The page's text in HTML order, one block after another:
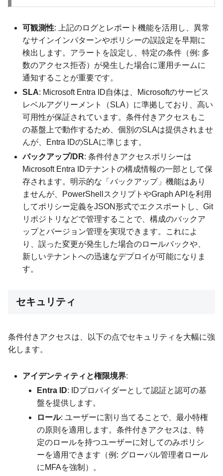
可観測性: 上記のログとレポート機能を活用し、異常
なサインインパターンやポリシーの誤設定を早期に
検出します。アラートを設定し、特定の条件（例: 多
数のアクセス拒否）が発生した場合に運用チームに
通知することが重要です。
SLA: Microsoft Entra ID自体は、Microsoftのサービス
レベルアグリーメント（SLA）に準拠しており、高い
可用性が保証されています。条件付きアクセスもこ
の基盤上で動作するため、個別のSLAは提供されませ
んが、Entra IDのSLAに準じます。
バックアップ/DR: 条件付きアクセスポリシーは
Microsoft Entra IDテナントの構成情報の一部として保
存されます。明示的な「バックアップ」機能はあり
ませんが、PowerShellスクリプトやGraph APIを利用
してポリシー定義をJSON形式でエクスポートし、Git
リポジトリなどで管理することで、構成のバックア
ップとバージョン管理を実現できます。これによ
り、誤った変更が発生した場合のロールバックや、
新しいテナントへの迅速なデプロイが可能になりま
す。
セキュリティ
条件付きアクセスは、以下の点でセキュリティを大幅に強
化します。
アイデンティティと権限境界:
Entra ID: IDプロバイダーとして認証と認可の基
盤を提供します。
ロール: ユーザーに割り当てることで、最小特権
の原則を適用します。条件付きアクセスは、特
定のロールを持つユーザーに対してのみポリシ
ーを適用できます（例: グローバル管理者ロール
にMFAを強制）。